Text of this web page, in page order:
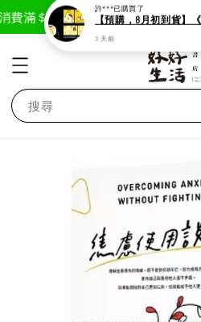
費滿＄1800免運費 現在去購物！
搜尋
許***已購買了
3 天前